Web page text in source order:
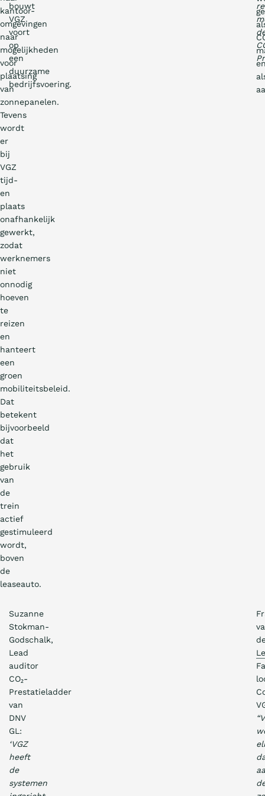
kantoor-
omgevingen
naar
mogelijkheden
voor
plaatsing
van
zonnepanelen.
Tevens
wordt
er
bij
VGZ
tijd-
en
plaats
onafhankelijk
gewerkt,
zodat
werknemers
niet
onnodig
hoeven
te
reizen
en
hanteert
een
groen
mobiliteitsbeleid.
Dat
betekent
bijvoorbeeld
dat
het
gebruik
van
de
trein
actief
gestimuleerd
wordt,
boven
de
leaseauto.
bouwt
VGZ
voort
op
een
duurzame
bedrijfsvoering.
Suzanne
Stokman-
Godschalk,
Lead
auditor
CO₂-
Prestatieladder
van
DNV
GL:
‘VGZ
heeft
de
systemen